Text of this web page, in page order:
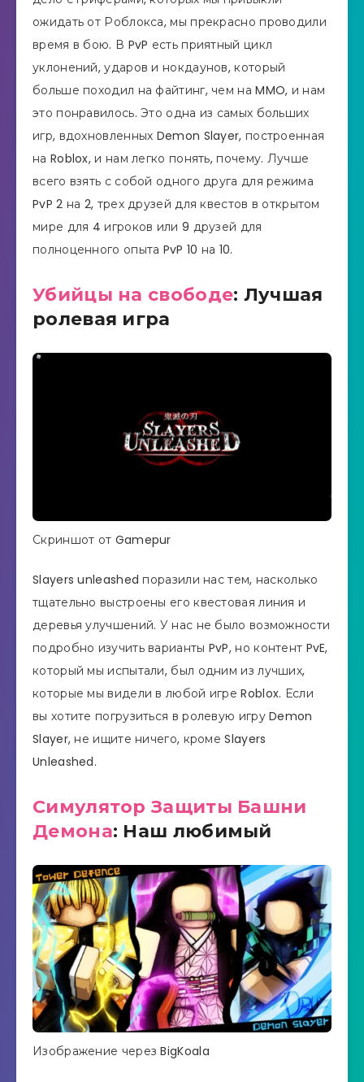
ожидать от Роблокса, мы прекрасно проводили
время в бою. В PvP есть приятный цикл
уклонений, ударов и нокдаунов, который
больше походил на файтинг, чем на MMO, и нам
это понравилось. Это одна из самых больших
игр, вдохновленных Demon Slayer, построенная
на Roblox, и нам легко понять, почему. Лучше
всего взять с собой одного друга для режима
PvP 2 на 2, трех друзей для квестов в открытом
мире для 4 игроков или 9 друзей для
полноценного опыта PvP 10 на 10.
Убийцы на свободе: Лучшая
ролевая игра
Скриншот от Gamepur
Slayers unleashed поразили нас тем, насколько
тщательно выстроены его квестовая линия и
деревья улучшений. У нас не было возможности
подробно изучить варианты PvP, но контент PvE,
который мы испытали, был одним из лучших,
которые мы видели в любой игре Roblox. Если
вы хотите погрузиться в ролевую игру Demon
Slayer, не ищите ничего, кроме Slayers
Unleashed.
Симулятор Защиты Башни
Демона: Наш любимый
Изображение через BigKoala